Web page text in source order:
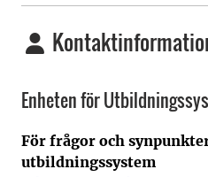
Enheten för
För frågor och
utbildningssystem